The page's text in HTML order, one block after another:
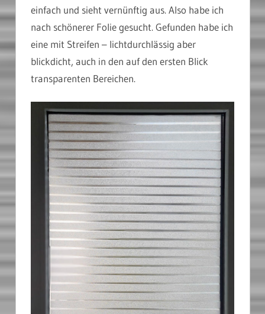
einfach und sieht vernünftig aus. Also habe ich
nach schönerer Folie gesucht. Gefunden habe ich
eine mit Streifen – lichtdurchlässig aber
blickdicht, auch in den auf den ersten Blick
transparenten Bereichen.